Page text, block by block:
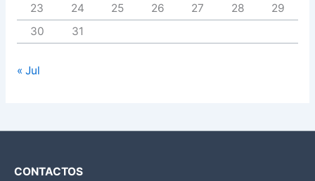
23
24 25 26 27 28
29
30
31
« Jul
CONTACTOS